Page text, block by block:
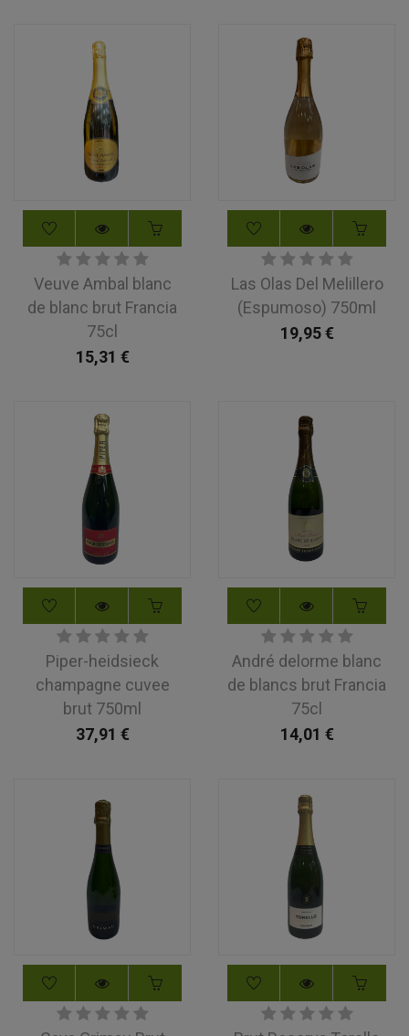
Veuve Ambal blanc
de blanc brut Francia
75cl
15,31 €
Las Olas Del Melillero
(Espumoso) 750ml
19,95€
Piper-heidsieck
champagne cuvee
brut 750ml
37,91 €
André delorme blanc
de blancs brut Francia
75cl
14,01 €